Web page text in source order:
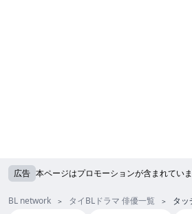
広告 本ページはプロモーションが含まれてい
BL network タイBLドラマ 俳優一覧 タッ